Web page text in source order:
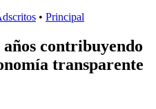
• Principal
contribuyendo
transparente